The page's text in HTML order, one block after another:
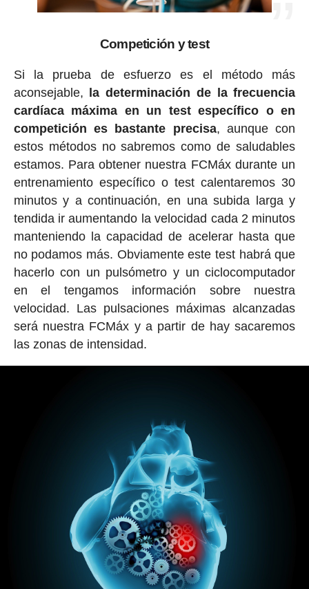
Competición y test
Si la prueba de esfuerzo es el método más
aconsejable,
la determinación de la frecuencia
cardíaca máxima en un test específico o en
competición es bastante precisa, aunque con
estos métodos no sabremos como de saludables
estamos. Para obtener nuestra FCMáx durante un
entrenamiento específico o test calentaremos 30
minutos y a continuación, en una subida larga y
tendida ir aumentando la velocidad cada 2 minutos
manteniendo la capacidad de acelerar hasta que
no podamos más. Obviamente este test habrá que
hacerlo con un pulsómetro y un ciclocomputador
en el tengamos información sobre nuestra
velocidad. Las pulsaciones máximas alcanzadas
será nuestra FCMáx y a partir de hay sacaremos
las zonas de intensidad.